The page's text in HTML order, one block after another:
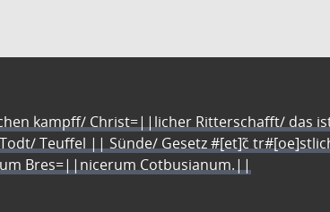
kampff/ Christ=||licher Ritterschafft/ das
Teuffel || Sünde/ Gesetz #[et]c̃
Bres=||nicerum Cotbusianum.||